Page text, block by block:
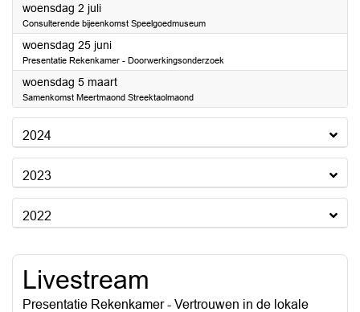
woensdag 2 juli2025
Consulterende bijeenkomst Speelgoedmuseum
woensdag 25 juni2025
Presentatie Rekenkamer - Doorwerkingsonderzoek
woensdag 5 maart2025
Samenkomst Meertmaond Streektaolmaond
2024
2023
2022
Livestream
Presentatie Rekenkamer - Vertrouwen in de lokale